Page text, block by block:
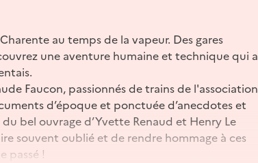
au temps de la vapeur. Des gares
une aventure humaine et technique qui a
Faucon, passionnés de trains de l'association
d’époque et ponctuée d’anecdotes et
bel ouvrage d’Yvette Renaud et Henry Le
souvent oublié et de rendre hommage à ces
passé !